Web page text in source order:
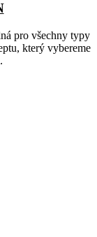
pro všechny typy
který vybereme